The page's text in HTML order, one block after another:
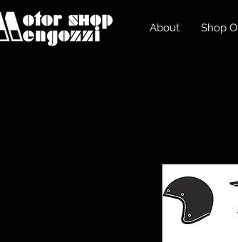
About Shop